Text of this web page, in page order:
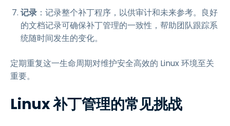
记录 ：记录整个补丁程序，以供审计和未来参考。良好
的文档记录可确保补丁管理的一致性，帮助团队跟踪系
统随时间发生的变化。
定期重复这一生命周期对维护安全高效的 Linux 环境至关
重要。
Linux 补丁管理的常见挑战